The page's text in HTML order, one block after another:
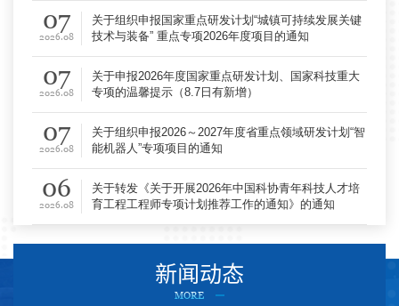
07
2026.08
关于组织申报国家重点研发计划“城镇可持续发展关键
技术与装备” 重点专项2026年度项目的通知
07
2026.08
关于申报2026年度国家重点研发计划、国家科技重大
专项的温馨提示（8.7日有新增）
07
2026.08
关于组织申报2026～2027年度省重点领域研发计划“智
能机器人”专项项目的通知
06
2026.08
关于转发《关于开展2026年中国科协青年科技人才培
育工程工程师专项计划推荐工作的通知》的通知
新闻动态
MORE